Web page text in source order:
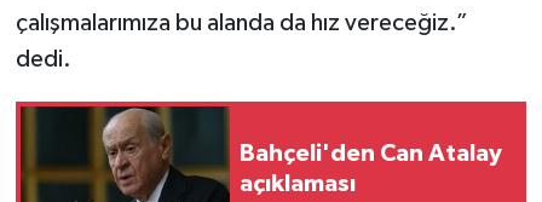
çalışmalarımıza bu alanda da hız vereceğiz.”
dedi.
Bahçeli'den Can Atalay
açıklaması